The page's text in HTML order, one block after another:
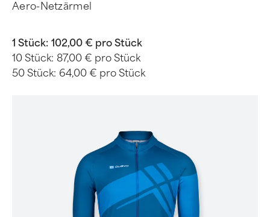
Aero-Netzärmel
1 Stück: 102,00 € pro Stück
10 Stück: 87,00 € pro Stück
50 Stück: 64,00 € pro Stück